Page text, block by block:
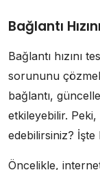
Bağlantı
Bağlantı hızını
sorununu
bağlantı,
etkileyebilir. Peki,
edebilirsiniz? İşte
Öncelikle,